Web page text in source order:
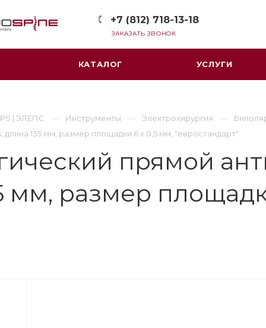
+7 (812) 718-13-18
ЗАКАЗАТЬ ЗВОНОК
КАТАЛОГ УСЛУГИ
| ЭЛЕПС Инструменты Электрохирургия
135 мм, размер площадки 6 х 0,5 мм, "евростандарт"
прямой
мм, размер